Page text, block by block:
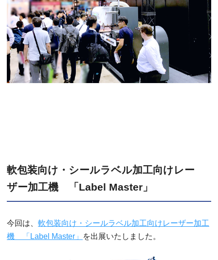
軟包装向け・シールラベル加工向けレー
ザー加工機 「Label Master」
今回は、 軟包装向け・シールラベル加工向けレーザー加工
機 「Label Master」
を出展いたしました。